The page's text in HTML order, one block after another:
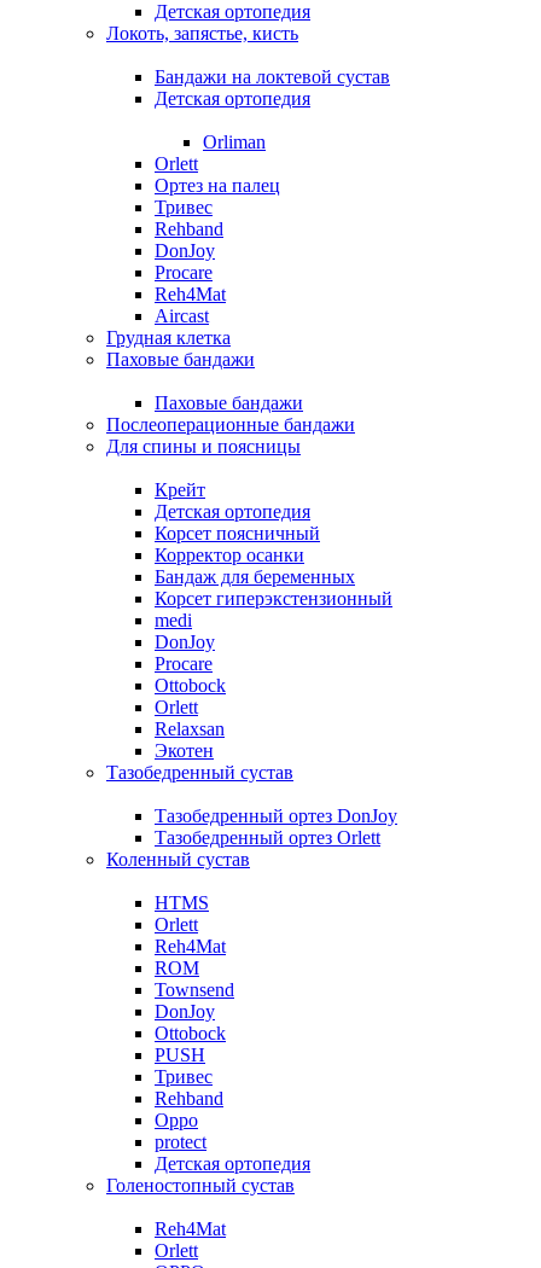
Детская ортопедия
Локоть, запястье, кисть
Бандажи на локтевой сустав
Детская ортопедия
Orliman
Orlett
Ортез на палец
Тривес
Rehband
DonJoy
Procare
Reh4Mat
Aircast
Грудная клетка
Паховые бандажи
Паховые бандажи
Послеоперационные бандажи
Для спины и поясницы
Крейт
Детская ортопедия
Корсет поясничный
Корректор осанки
Бандаж для беременных
Корсет гиперэкстензионный
medi
DonJoy
Procare
Ottobock
Orlett
Relaxsan
Экотен
Тазобедренный сустав
Тазобедренный ортез DonJoy
Тазобедренный ортез Orlett
Коленный сустав
HTMS
Orlett
Reh4Mat
ROM
Townsend
DonJoy
Ottobock
PUSH
Тривес
Rehband
Oppo
protect
Детская ортопедия
Голеностопный сустав
Reh4Mat
Orlett